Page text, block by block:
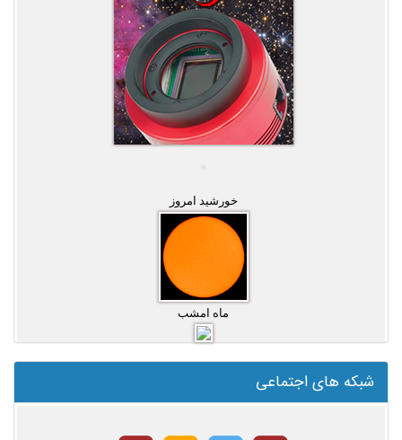
خورشید امروز
ماه امشب
شبکه های اجتماعی